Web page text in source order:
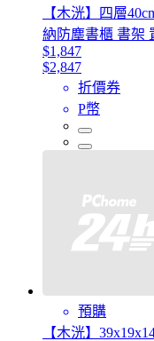
【木洸】四層
納防塵書櫃 書架
$1,847
$2,847
折價券
P幣
預購
【木洸】